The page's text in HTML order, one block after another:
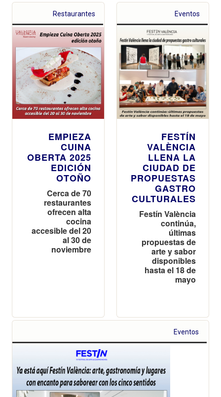
Restaurantes
EMPIEZA
CUINA
OBERTA 2025
EDICIÓN
OTOÑO
Cerca de 70
restaurantes
ofrecen alta
cocina
accesible del 20
al 30 de
noviembre
Eventos
FESTÍN
VALÈNCIA
LLENA LA
CIUDAD DE
PROPUESTAS
GASTRO
CULTURALES
Festín València
continúa,
últimas
propuestas de
arte y sabor
disponibles
hasta el 18 de
mayo
Eventos